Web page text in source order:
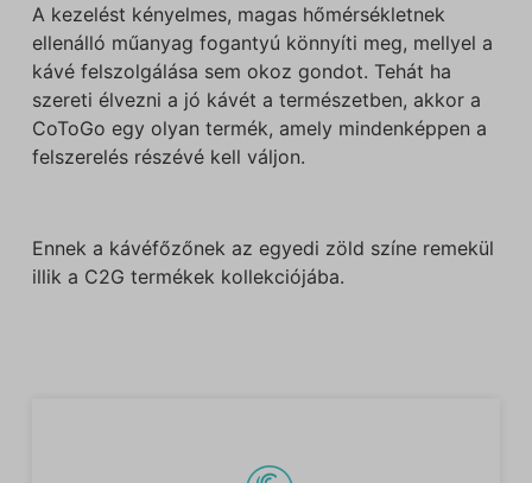
A kezelést kényelmes, magas hőmérsékletnek
ellenálló műanyag fogantyú könnyíti meg, mellyel a
kávé felszolgálása sem okoz gondot. Tehát ha
szereti élvezni a jó kávét a természetben, akkor a
CoToGo egy olyan termék, amely mindenképpen a
felszerelés részévé kell váljon.
Ennek a kávéfőzőnek az egyedi zöld színe remekül
illik a C2G termékek kollekciójába.